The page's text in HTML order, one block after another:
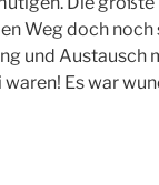
Weg doch
und Austausch
Es war